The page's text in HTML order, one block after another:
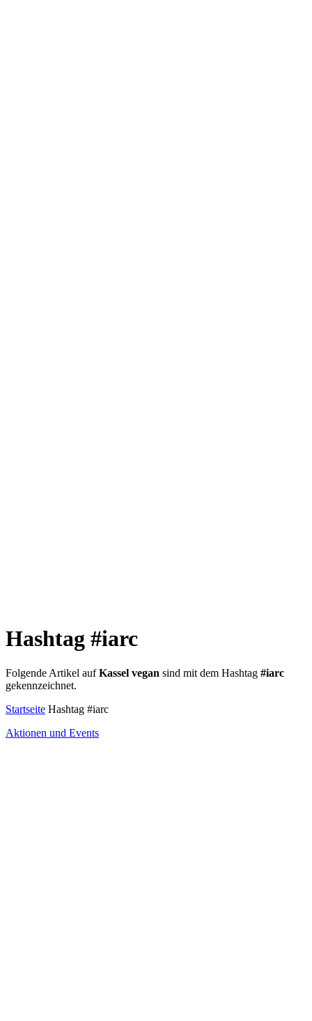
Hashtag #iarc
Folgende Artikel aufKassel vegan sind mit dem Hashtag #iarc
gekennzeichnet.
Startseite Hashtag #iarc
Aktionen und Events